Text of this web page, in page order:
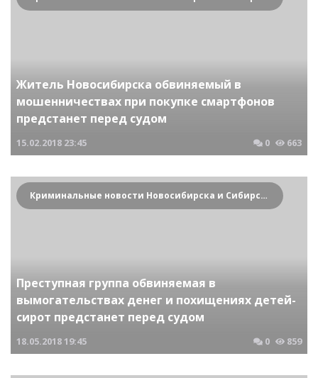
Житель Новосибирска обвиняемый в
мошенничествах при покупке смартфонов
предстанет перед судом
15.02.2018 23:45 0 663
Криминальные новости Новосибирска и Сибирского региона
Преступная группа обвиняемая в
вымогательствах денег и похищениях детей-
сирот предстанет перед судом
18.05.201819:45 0 859